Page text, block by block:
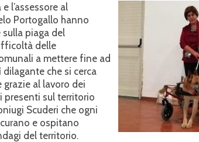
l’assessore al
Portogallo hanno
piaga del
delle
a mettere fine ad
che si cerca
al lavoro dei
presenti sul territorio
Scuderi che ogni
e ospitano
del territorio.